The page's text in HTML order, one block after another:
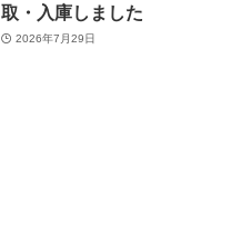
取・入庫しました
2026年7月29日